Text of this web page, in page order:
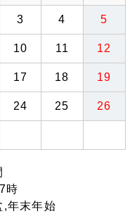
3 4 5
10 11 12
17 18 19
24 25 26
時
,年末年始